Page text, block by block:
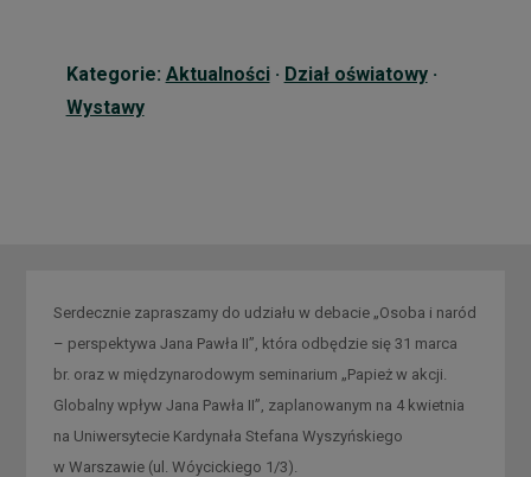
Kategorie: Aktualności· Dział oświatowy·
Wystawy
Serdecznie zapraszamy do udziału w debacie „Osoba i naród
– perspektywa Jana Pawła II”, która odbędzie się 31 marca
br. oraz w międzynarodowym seminarium „Papież w akcji.
Globalny wpływ Jana Pawła II”, zaplanowanym na 4 kwietnia
na Uniwersytecie Kardynała Stefana Wyszyńskiego
w Warszawie (ul. Wóycickiego 1/3).